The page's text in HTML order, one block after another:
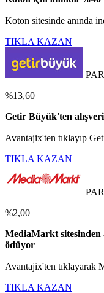
Koton sitesinde anında
TIKLA KAZAN
%13,60
Getir Büyük'ten
Avantajix'ten tıklayıp
TIKLA KAZAN
%2,00
MediaMarkt sitesinden
ödüyor
Avantajix'ten tıklayarak
TIKLA KAZAN